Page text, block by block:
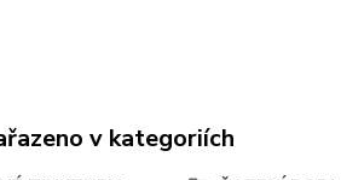
v kategoriích